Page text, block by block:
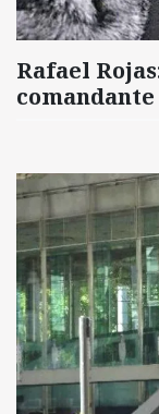
Rafael